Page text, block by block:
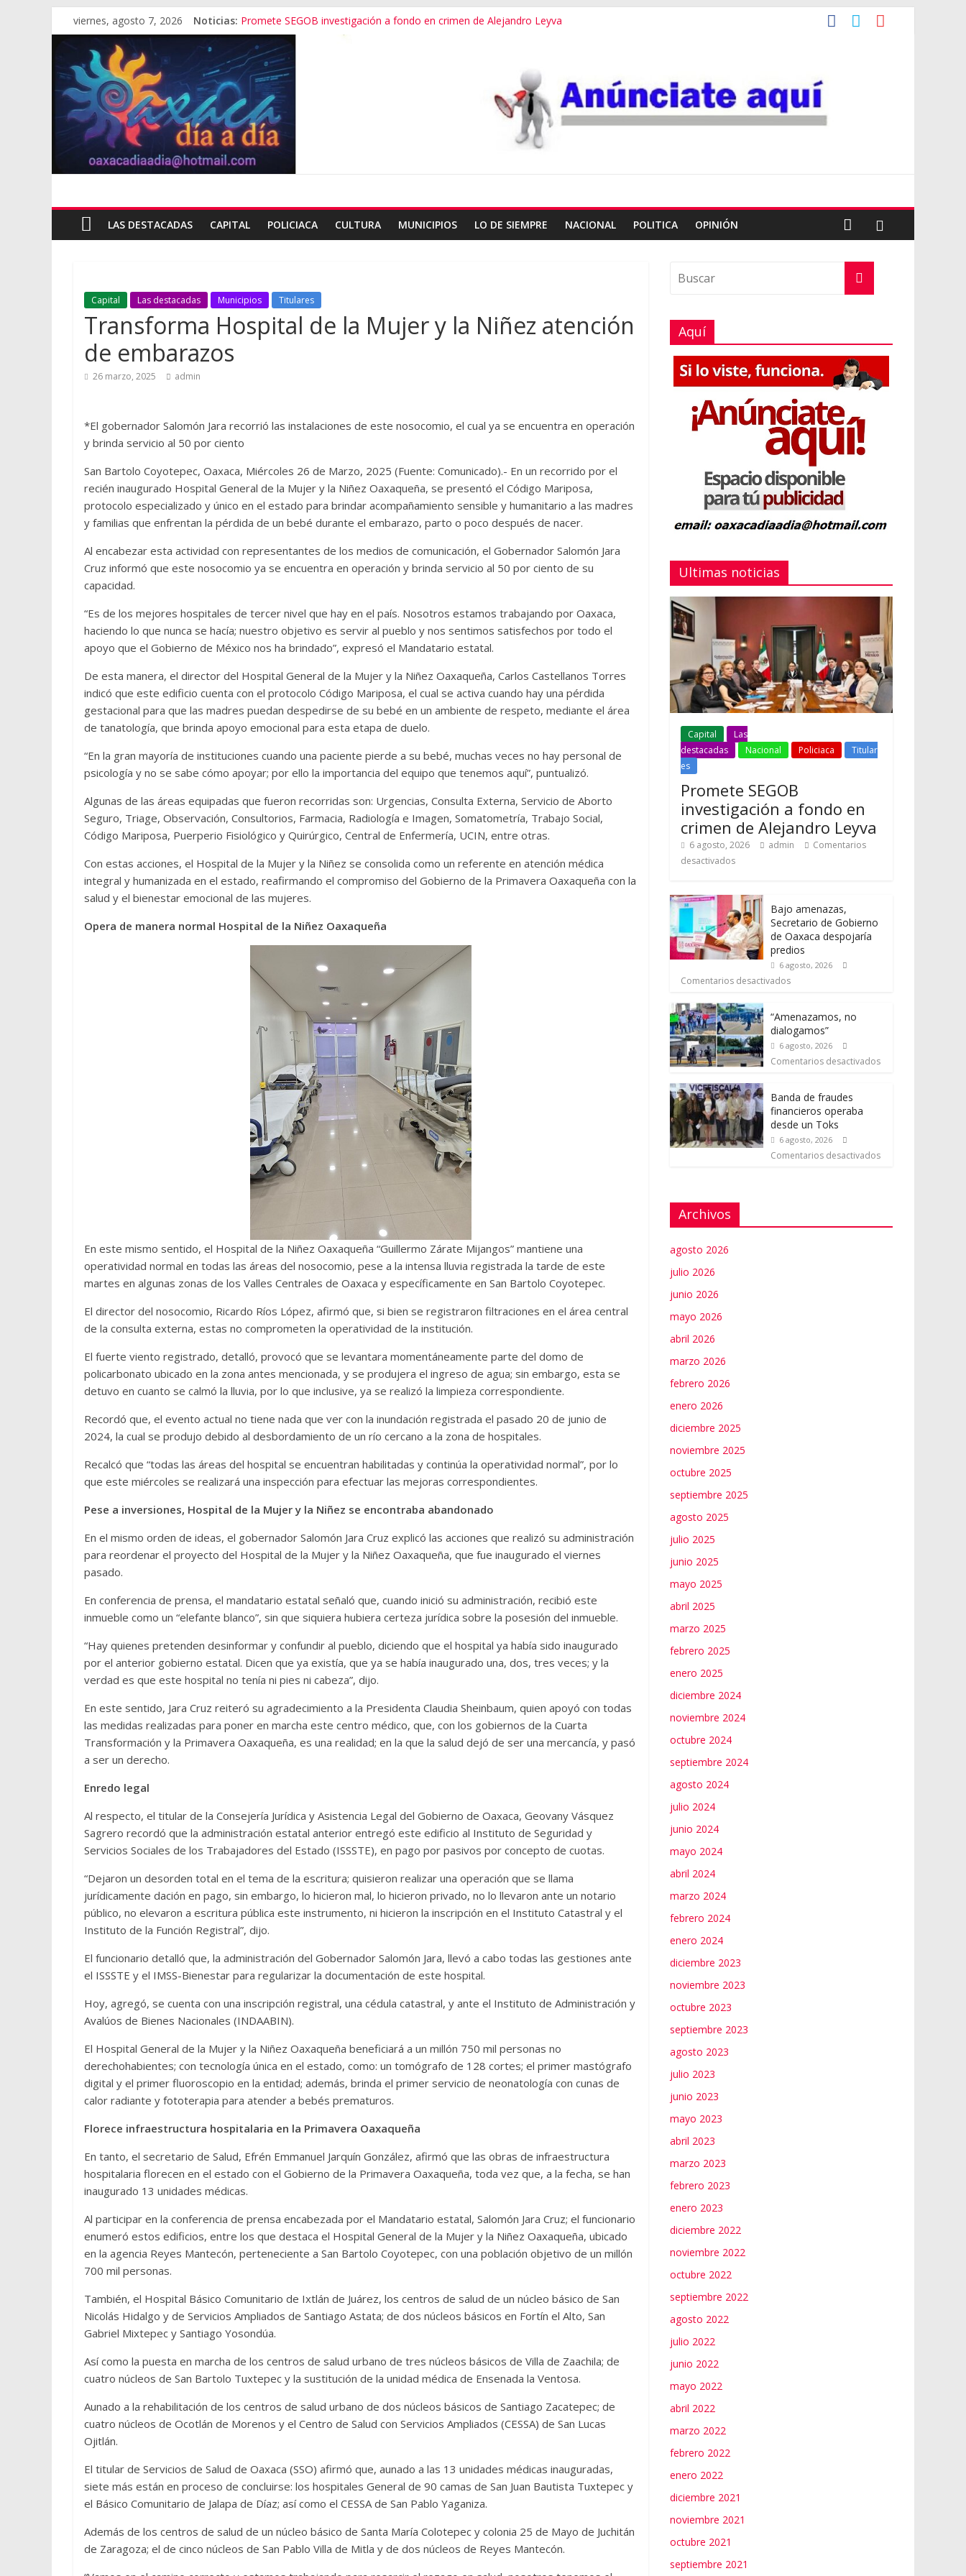
viernes, agosto 7, 2026 Noticias: Promete SEGOB investigación a fondo en crimen de Alejandro Leyva
Bajo amenazas, Secretario de Gobierno de Oaxaca despojaría predios
“Amenazamos, no dialogamos”
Banda de fraudes financieros operaba desde un Toks
El tema de Alejandro Leyva no debe desviarse: Pedro Matías
LAS DESTACADAS CAPITAL POLICIACA CULTURA MUNICIPIOS LO DE SIEMPRE NACIONAL POLITICA OPINIÓN
Capital Las destacadas Municipios Titulares
Transforma Hospital de la Mujer y la Niñez atención
de embarazos
26 marzo, 2025 admin
*El gobernador Salomón Jara recorrió las instalaciones de este nosocomio, el cual ya se encuentra en operación
y brinda servicio al 50 por ciento
San Bartolo Coyotepec, Oaxaca, Miércoles 26 de Marzo, 2025 (Fuente: Comunicado).- En un recorrido por el
recién inaugurado Hospital General de la Mujer y la Niñez Oaxaqueña, se presentó el Código Mariposa,
protocolo especializado y único en el estado para brindar acompañamiento sensible y humanitario a las madres
y familias que enfrentan la pérdida de un bebé durante el embarazo, parto o poco después de nacer.
Al encabezar esta actividad con representantes de los medios de comunicación, el Gobernador Salomón Jara
Cruz informó que este nosocomio ya se encuentra en operación y brinda servicio al 50 por ciento de su
capacidad.
“Es de los mejores hospitales de tercer nivel que hay en el país. Nosotros estamos trabajando por Oaxaca,
haciendo lo que nunca se hacía; nuestro objetivo es servir al pueblo y nos sentimos satisfechos por todo el
apoyo que el Gobierno de México nos ha brindado”, expresó el Mandatario estatal.
De esta manera, el director del Hospital General de la Mujer y la Niñez Oaxaqueña, Carlos Castellanos Torres
indicó que este edificio cuenta con el protocolo Código Mariposa, el cual se activa cuando hay una pérdida
gestacional para que las madres puedan despedirse de su bebé en un ambiente de respeto, mediante el área
de tanatología, que brinda apoyo emocional para esta etapa de duelo.
“En la gran mayoría de instituciones cuando una paciente pierde a su bebé, muchas veces no hay personal de
psicología y no se sabe cómo apoyar; por ello la importancia del equipo que tenemos aquí”, puntualizó.
Algunas de las áreas equipadas que fueron recorridas son: Urgencias, Consulta Externa, Servicio de Aborto
Seguro, Triage, Observación, Consultorios, Farmacia, Radiología e Imagen, Somatometría, Trabajo Social,
Código Mariposa, Puerperio Fisiológico y Quirúrgico, Central de Enfermería, UCIN, entre otras.
Con estas acciones, el Hospital de la Mujer y la Niñez se consolida como un referente en atención médica
integral y humanizada en el estado, reafirmando el compromiso del Gobierno de la Primavera Oaxaqueña con la
salud y el bienestar emocional de las mujeres.
Opera de manera normal Hospital de la Niñez Oaxaqueña
En este mismo sentido, el Hospital de la Niñez Oaxaqueña “Guillermo Zárate Mijangos” mantiene una
operatividad normal en todas las áreas del nosocomio, pese a la intensa lluvia registrada la tarde de este
martes en algunas zonas de los Valles Centrales de Oaxaca y específicamente en San Bartolo Coyotepec.
El director del nosocomio, Ricardo Ríos López, afirmó que, si bien se registraron filtraciones en el área central
de la consulta externa, estas no comprometen la operatividad de la institución.
El fuerte viento registrado, detalló, provocó que se levantara momentáneamente parte del domo de
policarbonato ubicado en la zona antes mencionada, y se produjera el ingreso de agua; sin embargo, esta se
detuvo en cuanto se calmó la lluvia, por lo que inclusive, ya se realizó la limpieza correspondiente.
Recordó que, el evento actual no tiene nada que ver con la inundación registrada el pasado 20 de junio de
2024, la cual se produjo debido al desbordamiento de un río cercano a la zona de hospitales.
Recalcó que “todas las áreas del hospital se encuentran habilitadas y continúa la operatividad normal”, por lo
que este miércoles se realizará una inspección para efectuar las mejoras correspondientes.
Pese a inversiones, Hospital de la Mujer y la Niñez se encontraba abandonado
En el mismo orden de ideas, el gobernador Salomón Jara Cruz explicó las acciones que realizó su administración
para reordenar el proyecto del Hospital de la Mujer y la Niñez Oaxaqueña, que fue inaugurado el viernes
pasado.
En conferencia de prensa, el mandatario estatal señaló que, cuando inició su administración, recibió este
inmueble como un “elefante blanco”, sin que siquiera hubiera certeza jurídica sobre la posesión del inmueble.
“Hay quienes pretenden desinformar y confundir al pueblo, diciendo que el hospital ya había sido inaugurado
por el anterior gobierno estatal. Dicen que ya existía, que ya se había inaugurado una, dos, tres veces; y la
verdad es que este hospital no tenía ni pies ni cabeza”, dijo.
En este sentido, Jara Cruz reiteró su agradecimiento a la Presidenta Claudia Sheinbaum, quien apoyó con todas
las medidas realizadas para poner en marcha este centro médico, que, con los gobiernos de la Cuarta
Transformación y la Primavera Oaxaqueña, es una realidad; en la que la salud dejó de ser una mercancía, y pasó
a ser un derecho.
Enredo legal
Al respecto, el titular de la Consejería Jurídica y Asistencia Legal del Gobierno de Oaxaca, Geovany Vásquez
Sagrero recordó que la administración estatal anterior entregó este edificio al Instituto de Seguridad y
Servicios Sociales de los Trabajadores del Estado (ISSSTE), en pago por pasivos por concepto de cuotas.
“Dejaron un desorden total en el tema de la escritura; quisieron realizar una operación que se llama
jurídicamente dación en pago, sin embargo, lo hicieron mal, lo hicieron privado, no lo llevaron ante un notario
público, no elevaron a escritura pública este instrumento, ni hicieron la inscripción en el Instituto Catastral y el
Instituto de la Función Registral”, dijo.
El funcionario detalló que, la administración del Gobernador Salomón Jara, llevó a cabo todas las gestiones ante
el ISSSTE y el IMSS-Bienestar para regularizar la documentación de este hospital.
Hoy, agregó, se cuenta con una inscripción registral, una cédula catastral, y ante el Instituto de Administración y
Avalúos de Bienes Nacionales (INDAABIN).
El Hospital General de la Mujer y la Niñez Oaxaqueña beneficiará a un millón 750 mil personas no
derechohabientes; con tecnología única en el estado, como: un tomógrafo de 128 cortes; el primer mastógrafo
digital y el primer fluoroscopio en la entidad; además, brinda el primer servicio de neonatología con cunas de
calor radiante y fototerapia para atender a bebés prematuros.
Florece infraestructura hospitalaria en la Primavera Oaxaqueña
En tanto, el secretario de Salud, Efrén Emmanuel Jarquín González, afirmó que las obras de infraestructura
hospitalaria florecen en el estado con el Gobierno de la Primavera Oaxaqueña, toda vez que, a la fecha, se han
inaugurado 13 unidades médicas.
Al participar en la conferencia de prensa encabezada por el Mandatario estatal, Salomón Jara Cruz; el funcionario
enumeró estos edificios, entre los que destaca el Hospital General de la Mujer y la Niñez Oaxaqueña, ubicado
en la agencia Reyes Mantecón, perteneciente a San Bartolo Coyotepec, con una población objetivo de un millón
700 mil personas.
También, el Hospital Básico Comunitario de Ixtlán de Juárez, los centros de salud de un núcleo básico de San
Nicolás Hidalgo y de Servicios Ampliados de Santiago Astata; de dos núcleos básicos en Fortín el Alto, San
Gabriel Mixtepec y Santiago Yosondúa.
Así como la puesta en marcha de los centros de salud urbano de tres núcleos básicos de Villa de Zaachila; de
cuatro núcleos de San Bartolo Tuxtepec y la sustitución de la unidad médica de Ensenada la Ventosa.
Aunado a la rehabilitación de los centros de salud urbano de dos núcleos básicos de Santiago Zacatepec; de
cuatro núcleos de Ocotlán de Morenos y el Centro de Salud con Servicios Ampliados (CESSA) de San Lucas
Ojitlán.
El titular de Servicios de Salud de Oaxaca (SSO) afirmó que, aunado a las 13 unidades médicas inauguradas,
siete más están en proceso de concluirse: los hospitales General de 90 camas de San Juan Bautista Tuxtepec y
el Básico Comunitario de Jalapa de Díaz; así como el CESSA de San Pablo Yaganiza.
Además de los centros de salud de un núcleo básico de Santa María Colotepec y colonia 25 de Mayo de Juchitán
de Zaragoza; el de cinco núcleos de San Pablo Villa de Mitla y de dos núcleos de Reyes Mantecón.
Aquí
Ultimas noticias
Capital
Las
destacadas
Nacional Policiaca
Titular
es
Promete SEGOB
investigación a fondo en
crimen de Alejandro Leyva
6 agosto, 2026 admin
Comentarios
desactivados
Bajo amenazas,
Secretario de Gobierno
de Oaxaca despojaría
predios
6 agosto, 2026
Comentarios desactivados
“Amenazamos, no
dialogamos”
6 agosto, 2026
Comentarios desactivados
Banda de fraudes
financieros operaba
desde un Toks
6 agosto, 2026
Comentarios desactivados
Archivos
agosto 2026
julio 2026
junio 2026
mayo 2026
abril 2026
marzo 2026
febrero 2026
enero 2026
diciembre 2025
noviembre 2025
octubre 2025
septiembre 2025
agosto 2025
julio 2025
junio 2025
mayo 2025
abril 2025
marzo 2025
febrero 2025
enero 2025
diciembre 2024
noviembre 2024
octubre 2024
septiembre 2024
agosto 2024
julio 2024
junio 2024
mayo 2024
abril 2024
marzo 2024
febrero 2024
enero 2024
diciembre 2023
noviembre 2023
octubre 2023
septiembre 2023
agosto 2023
julio 2023
junio 2023
mayo 2023
abril 2023
marzo 2023
febrero 2023
enero 2023
diciembre 2022
noviembre 2022
octubre 2022
septiembre 2022
agosto 2022
julio 2022
junio 2022
mayo 2022
abril 2022
marzo 2022
febrero 2022
enero 2022
diciembre 2021
noviembre 2021
octubre 2021
septiembre 2021